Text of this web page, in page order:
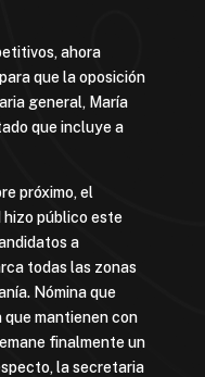
ahora
que la oposición
general, María
que incluye a
próximo, el
público este
a
todas las zonas
Nómina que
que mantienen con
finalmente un
la secretaria